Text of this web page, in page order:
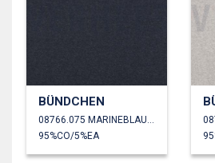
BÜNDCHEN
95%CO/5%EA